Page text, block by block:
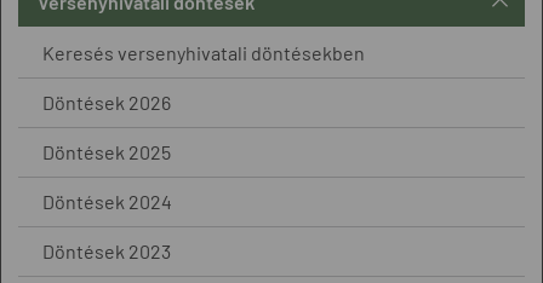
Keresés versenyhivatali döntésekben
Döntések 2026
Döntések 2025
Döntések 2024
Döntések 2023